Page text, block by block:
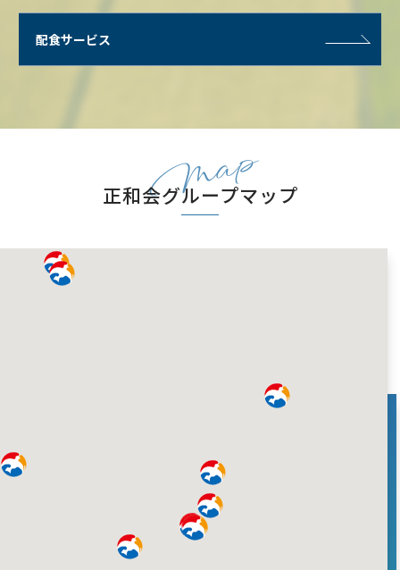
配食サービス
Map
正和会グループマップ